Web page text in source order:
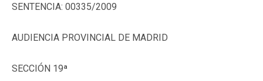
SENTENCIA: 00335/2009
AUDIENCIA PROVINCIAL DE MADRID
SECCIÓN 19ª